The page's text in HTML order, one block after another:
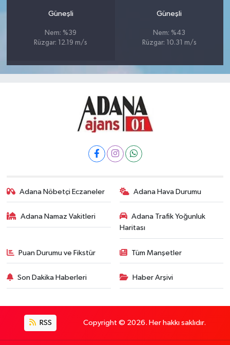
Güneşli
Nem: %39
Rüzgar: 12.19 m/s
Güneşli
Nem: %43
Rüzgar: 10.31 m/s
Adana Nöbetçi Eczaneler Adana Hava Durumu
Adana Namaz Vakitleri
Adana Trafik Yoğunluk
Haritası
Puan Durumu ve Fikstür Tüm Manşetler
Son Dakika Haberleri Haber Arşivi
RSS Copyright © 2026. Her hakkı saklıdır.